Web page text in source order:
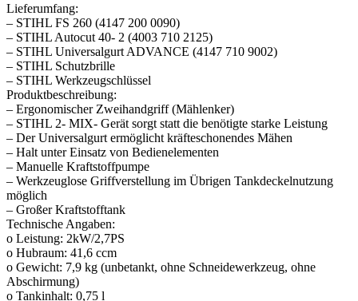
Lieferumfang:
– STIHL FS 260 (4147 200 0090)
– STIHL Autocut 40- 2 (4003 710 2125)
– STIHL Universalgurt ADVANCE (4147 710 9002)
– STIHL Schutzbrille
– STIHL Werkzeugschlüssel
Produktbeschreibung:
– Ergonomischer Zweihandgriff (Mählenker)
– STIHL 2- MIX- Gerät sorgt statt die benötigte starke Leistung
– Der Universalgurt ermöglicht kräfteschonendes Mähen
– Halt unter Einsatz von Bedienelementen
– Manuelle Kraftstoffpumpe
– Werkzeuglose Griffverstellung im Übrigen Tankdeckelnutzung
möglich
– Großer Kraftstofftank
Technische Angaben:
o Leistung: 2kW/2,7PS
o Hubraum: 41,6 ccm
o Gewicht: 7,9 kg (unbetankt, ohne Schneidewerkzeug, ohne
Abschirmung)
o Tankinhalt: 0,75 l